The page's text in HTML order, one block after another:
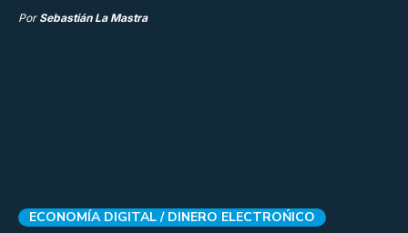
Por Sebastián La Mastra
ECONOMÍA DIGITAL / DINERO ELECTROŃICO